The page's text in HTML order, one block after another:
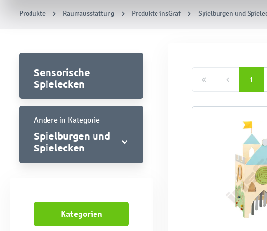
Produkte Raumausstattung Produkte insGraf Spielburgen und
Sensorische
Spielecken
Andere in Kategorie
Spielburgen und
Spielecken
Kategorien
1